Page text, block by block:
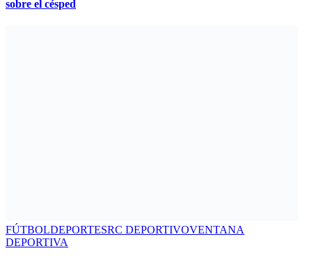
sobre el césped
FÚTBOLDEPORTESRC DEPORTIVOVENTANA
DEPORTIVA